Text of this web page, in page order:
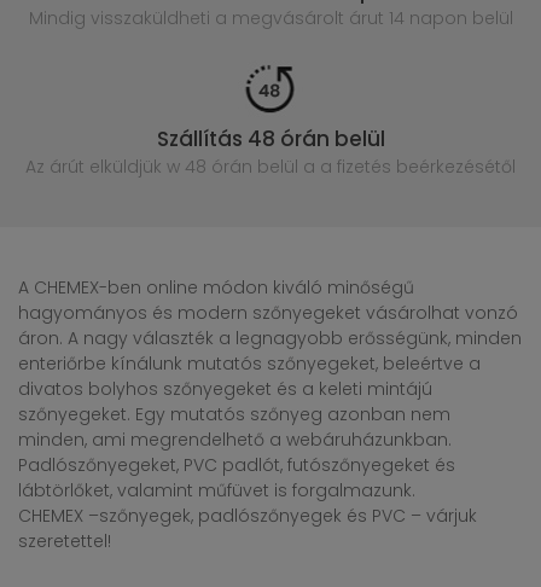
Mindig visszaküldheti a megvásárolt árut 14 napon belül
Szállítás 48 órán belül
Az árút elküldjük w 48 órán belül a a fizetés beérkezésétől
A CHEMEX-ben online módon kiváló minőségű
hagyományos és modern szőnyegeket vásárolhat vonzó
áron. A nagy választék a legnagyobb erősségünk, minden
enteriőrbe kínálunk mutatós szőnyegeket, beleértve a
divatos bolyhos szőnyegeket és a keleti mintájú
szőnyegeket. Egy mutatós szőnyeg azonban nem
minden, ami megrendelhető a webáruházunkban.
Padlószőnyegeket, PVC padlót, futószőnyegeket és
lábtörlőket, valamint műfüvet is forgalmazunk.
CHEMEX –szőnyegek, padlószőnyegek és PVC – várjuk
szeretettel!